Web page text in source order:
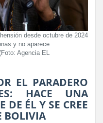
desde octubre de 2024
y no aparece
Agencia EL
EL PARADERO
HACE UNA
DE ÉL Y SE CREE
BOLIVIA